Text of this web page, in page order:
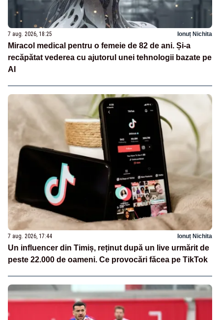
7 aug. 2026, 18:25 Ionuț Nichita
Miracol medical pentru o femeie de 82 de ani. Și-a
recăpătat vederea cu ajutorul unei tehnologii bazate pe
AI
7 aug. 2026, 17:44 Ionuț Nichita
Un influencer din Timiș, reținut după un live urmărit de
peste 22.000 de oameni. Ce provocări făcea pe TikTok